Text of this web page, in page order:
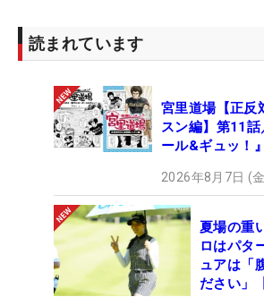
読まれています
宮里道場【正反
スン編】第11
ール&ギュッ！』
2026年8月7日 (
夏場の重
ロはパタ
ュアは「
ださい」